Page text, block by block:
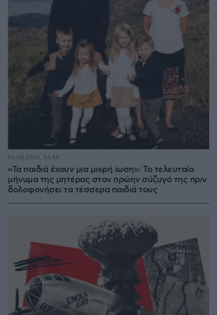
«Τα παιδιά έχουν μια μικρή ίωση»: Το τελευταίο
μήνυμα της μητέρας στον πρώην σύζυγό της πριν
δολοφονήσει τα τέσσερα παιδιά τους
06.08.2026, 04:44